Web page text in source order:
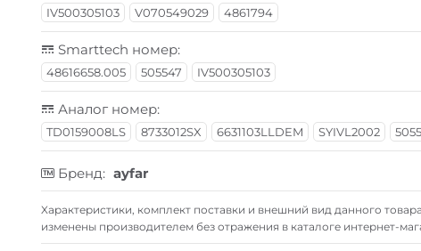
IV500305103 V070549029 4861794
Smarttech номер:
48616658.005 505547 IV500305103
Аналог номер:
TD0159008LS 8733012SX 6631103LLDEM SYIVL2002
Бренд: ayfar
Xарактеристики, комплект поставки и внешний вид данного
изменены производителем без отражения в каталоге интернет-